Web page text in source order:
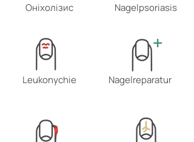
Оніхолізис
Leukonychie
Nagelpsoriasis
Nagelreparatur